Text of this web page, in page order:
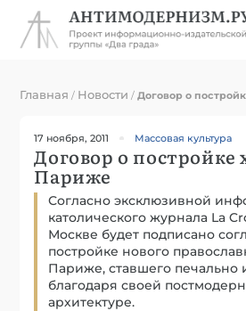
Главная / Новости /Договор о
17 ноября, 2011 Массовая культура
Договор о постройке
Париже
Согласно эксклюзивной
католического журнала La
Москве будет подписано
постройке нового
Париже, ставшего печально
благодаря своей
архитектуре.